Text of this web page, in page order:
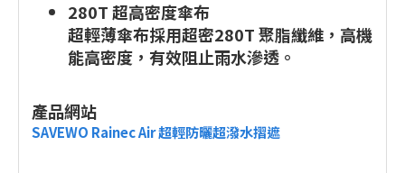
280T 超高密度傘布
超輕薄傘布採用超密280T 聚脂纖維，高機
能高密度，有效阻止雨水滲透。
產品網站
SAVEWO Rainec Air 超輕防曬超潑水摺遮